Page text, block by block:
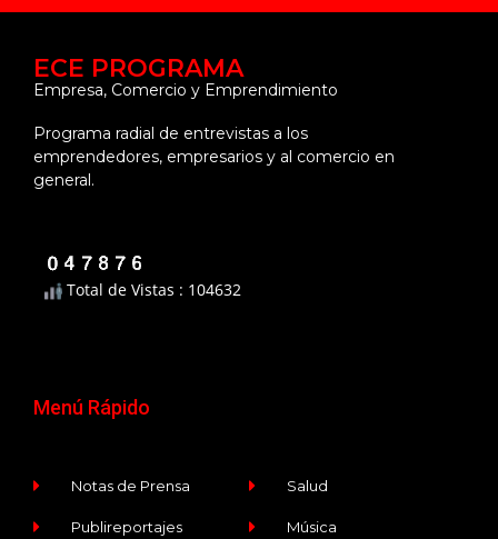
ECE PROGRAMA
Empresa, Comercio y Emprendimiento
Programa radial de entrevistas a los
emprendedores, empresarios y al comercio en
general.
Total de Vistas : 104632
Menú Rápido
Notas de Prensa
Publireportajes
Salud
Música